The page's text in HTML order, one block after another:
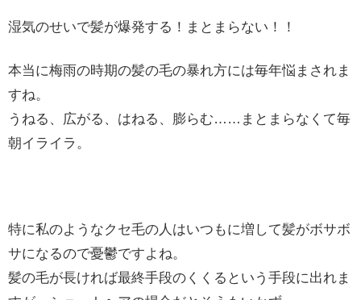
湿気のせいで髪が爆発する！まとまらない！！
本当に梅雨の時期の髪の毛の暴れ方には毎年悩まされま
すね。
うねる、広がる、はねる、膨らむ……まとまらなくて毎
朝イライラ。
特に私のようなクセ毛の人はいつもに増して髪がボサボ
サになるので憂鬱ですよね。
髪の毛が長ければ最終手段のくくるという手段に出れま